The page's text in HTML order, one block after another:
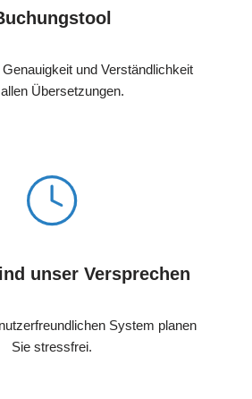
und Verständlichkeit
Übersetzungen.
unser Versprechen
System planen
Sie stressfrei.